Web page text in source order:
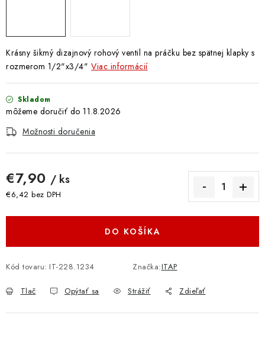
Krásny šikmý dizajnový rohový ventil na práčku bez spätnej klapky s
rozmerom 1/2"x3/4" Viac informácií
Skladom
11.8.2026
Možnosti doručenia
€7,90 / ks
€6,42 bez DPH
DO KOŠÍKA
Kód tovaru: IT-228.1234 Značka:ITAP
Tlač Opýtať sa Strážiť Zdieľať